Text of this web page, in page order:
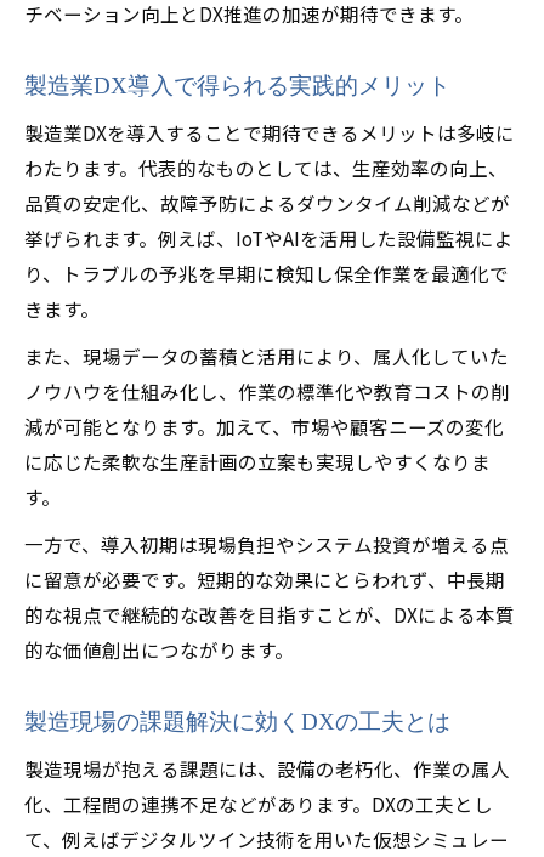
チベーション向上とDX推進の加速が期待できます。
製造業DX導入で得られる実践的メリット
製造業DXを導入することで期待できるメリットは多岐に
わたります。代表的なものとしては、生産効率の向上、
品質の安定化、故障予防によるダウンタイム削減などが
挙げられます。例えば、IoTやAIを活用した設備監視によ
り、トラブルの予兆を早期に検知し保全作業を最適化で
きます。
また、現場データの蓄積と活用により、属人化していた
ノウハウを仕組み化し、作業の標準化や教育コストの削
減が可能となります。加えて、市場や顧客ニーズの変化
に応じた柔軟な生産計画の立案も実現しやすくなりま
す。
一方で、導入初期は現場負担やシステム投資が増える点
に留意が必要です。短期的な効果にとらわれず、中長期
的な視点で継続的な改善を目指すことが、DXによる本質
的な価値創出につながります。
製造現場の課題解決に効くDXの工夫とは
製造現場が抱える課題には、設備の老朽化、作業の属人
化、工程間の連携不足などがあります。DXの工夫とし
て、例えばデジタルツイン技術を用いた仮想シミュレー